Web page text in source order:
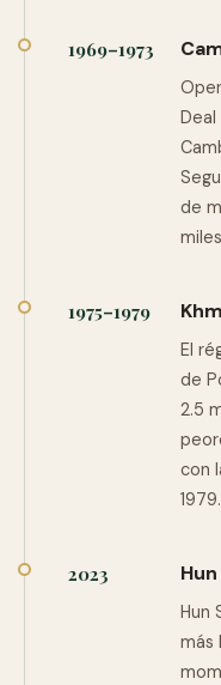
1969–1973
Deal
de
1975–1979
El
de
2.5
con
1979.
2023
Hun
más